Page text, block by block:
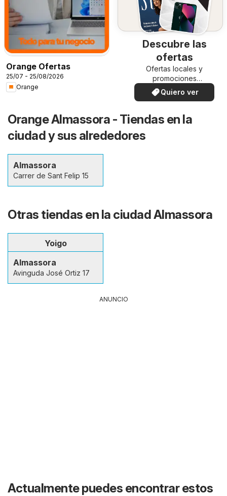
Orange Ofertas
25/07 - 25/08/2026
Orange
Descubre las
ofertas
Ofertas locales y
promociones
especiales.
Quiero ver
Orange Almassora - Tiendas en la
ciudad y sus alrededores
Almassora
Carrer de Sant Felip 15
Otras tiendas en la ciudad Almassora
Yoigo
Almassora
Avinguda José Ortiz 17
ANUNCIO
Actualmente puedes encontrar estos